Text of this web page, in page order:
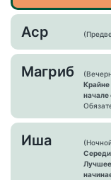
Аср
Магриб
начале
Иша